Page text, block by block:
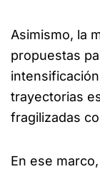
Asimismo, la
propuestas
trayectorias
fragilizadas
En ese